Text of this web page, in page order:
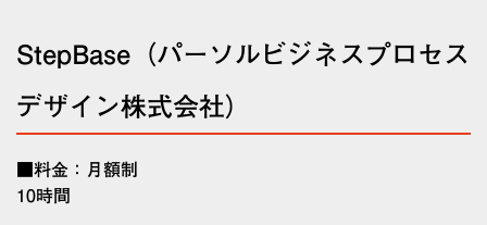
StepBase（パーソルビジネスプロセス
デザイン株式会社）
■料金：月額制
10時間